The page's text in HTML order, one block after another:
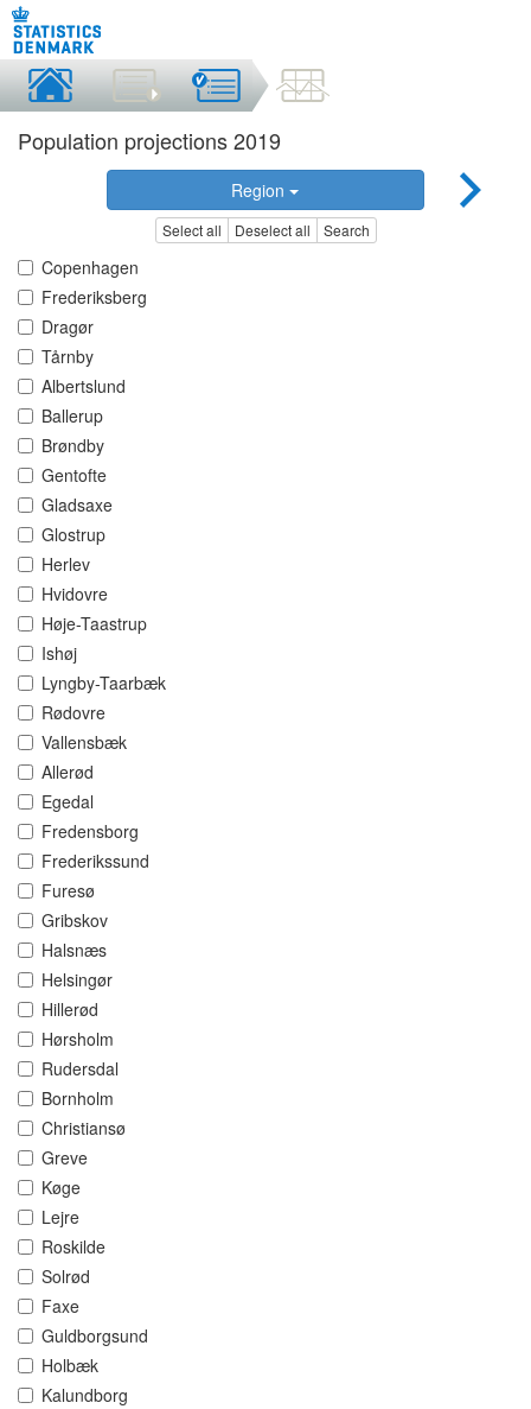
Population projections 2019
Region
Select all Deselect all Search
Copenhagen
Frederiksberg
Dragør
Tårnby
Albertslund
Ballerup
Brøndby
Gentofte
Gladsaxe
Glostrup
Herlev
Hvidovre
Høje-Taastrup
Ishøj
Lyngby-Taarbæk
Rødovre
Vallensbæk
Allerød
Egedal
Fredensborg
Frederikssund
Furesø
Gribskov
Halsnæs
Helsingør
Hillerød
Hørsholm
Rudersdal
Bornholm
Christiansø
Greve
Køge
Lejre
Roskilde
Solrød
Faxe
Guldborgsund
Holbæk
Kalundborg